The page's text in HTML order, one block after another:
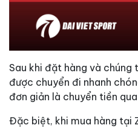
Sau khi đặt hàng và chúng
được chuyển đi nhanh
đơn giản là chuyển tiền
Đặc biệt, khi mua hàng tại